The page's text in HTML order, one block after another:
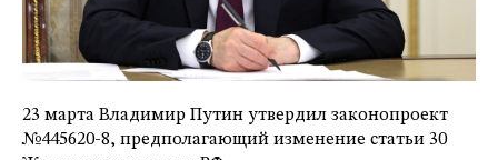
23 марта Владимир Путин утвердил законопроект
№445620-8, предполагающий изменение статьи 30